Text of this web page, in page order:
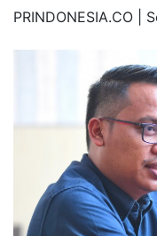
PRINDONESIA.CO |